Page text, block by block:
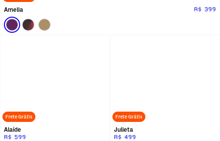
Amelia R$ 399
Frete Grátis
Alaíde
R$ 599
Frete Grátis
Julieta
R$ 499